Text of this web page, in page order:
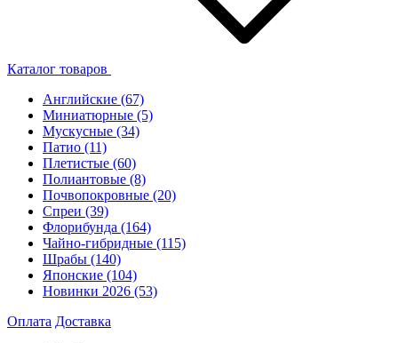
Каталог товаров
Английские (67)
Миниатюрные (5)
Мускусные (34)
Патио (11)
Плетистые (60)
Полиантовые (8)
Почвопокровные (20)
Спреи (39)
Флорибунда (164)
Чайно-гибридные (115)
Шрабы (140)
Японские (104)
Новинки 2026 (53)
Оплата Доставка